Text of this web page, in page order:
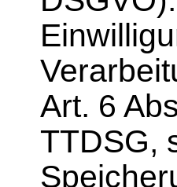
Art. 6
TTDSG,